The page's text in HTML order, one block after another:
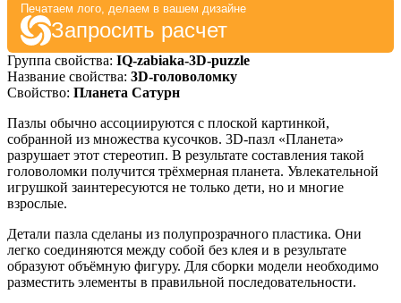
Печатаем лого, делаем в вашем дизайне
Запросить расчет
Группа свойства: IQ-zabiaka-3D-puzzle
Название свойства: 3D-головоломку
Свойство: Планета Сатурн
Пазлы обычно ассоциируются с плоской картинкой,
собранной из множества кусочков. 3D-пазл «Планета»
разрушает этот стереотип. В результате составления такой
головоломки получится трёхмерная планета. Увлекательной
игрушкой заинтересуются не только дети, но и многие
взрослые.
Детали пазла сделаны из полупрозрачного пластика. Они
легко соединяются между собой без клея и в результате
образуют объёмную фигуру. Для сборки модели необходимо
разместить элементы в правильной последовательности.